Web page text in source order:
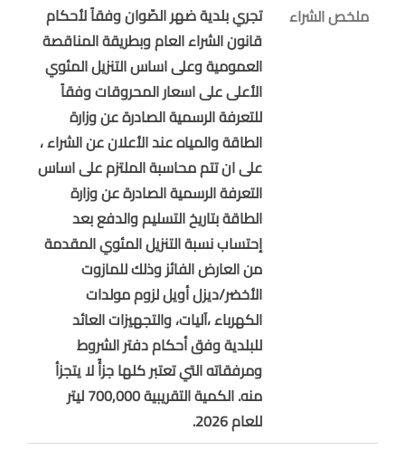
ملخص الشراء
تجري بلدية ضهر الصّوان وفقاً لأحكام
قانون الشراء العام وبطريقة المناقصة
العمومية وعلى اساس التنزيل المئوي
الأعلى على اسعار المحروقات وفقاً
للتعرفة الرسمية الصادرة عن وزارة
الطاقة والمياه عند الأعلان عن الشراء ،
على ان تتم محاسبة الملتزم على اساس
التعرفة الرسمية الصادرة عن وزارة
الطاقة بتاريخ التسليم والدفع بعد
إحتساب نسبة التنزيل المئوي المقدمة
من العارض الفائز وذلك للمازوت
الأخضر/ديزل أويل لزوم مولدات
الكهرباء ،آليات، والتجهيزات العائد
للبلدية وفق أحكام دفتر الشروط
ومرفقاته التي تعتبر كلها جزأً لا يتجزأ
منه. الكمية التقريبية 700,000 ليتر
للعام 2026.